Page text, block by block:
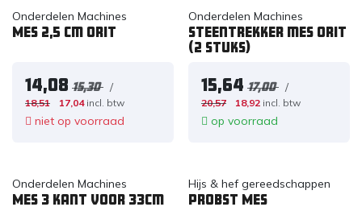
Onderdelen Machines
Mes 2,5 cm ORIT
14,08 15,30 /
18,51 17,04 incl. btw
niet op voorraad
Onderdelen Machines
Steentrekker mes ORIT
(2 stuks)
15,64 17,00 /
20,57 18,92 incl. btw
op voorraad
Onderdelen Machines
Mes 3 kant voor 33cm
Hijs & hef gereedschappen
PROBST Mes